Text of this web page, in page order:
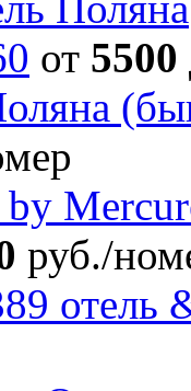
от 5500
руб./
отель